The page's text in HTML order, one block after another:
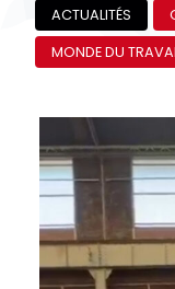
ACTUALITÉS
MONDE DU